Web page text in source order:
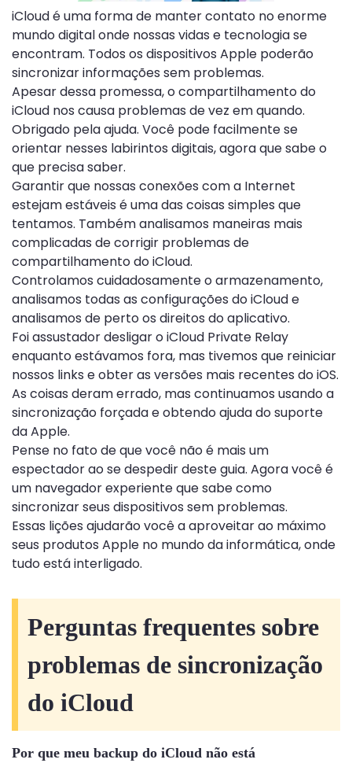
iCloud é uma forma de manter contato no enorme
mundo digital onde nossas vidas e tecnologia se
encontram. Todos os dispositivos Apple poderão
sincronizar informações sem problemas.
Apesar dessa promessa, o compartilhamento do
iCloud nos causa problemas de vez em quando.
Obrigado pela ajuda. Você pode facilmente se
orientar nesses labirintos digitais, agora que sabe o
que precisa saber.
Garantir que nossas conexões com a Internet
estejam estáveis ​​é uma das coisas simples que
tentamos. Também analisamos maneiras mais
complicadas de corrigir problemas de
compartilhamento do iCloud.
Controlamos cuidadosamente o armazenamento,
analisamos todas as configurações do iCloud e
analisamos de perto os direitos do aplicativo.
Foi assustador desligar o iCloud Private Relay
enquanto estávamos fora, mas tivemos que reiniciar
nossos links e obter as versões mais recentes do iOS.
As coisas deram errado, mas continuamos usando a
sincronização forçada e obtendo ajuda do suporte
da Apple.
Pense no fato de que você não é mais um
espectador ao se despedir deste guia. Agora você é
um navegador experiente que sabe como
sincronizar seus dispositivos sem problemas.
Essas lições ajudarão você a aproveitar ao máximo
seus produtos Apple no mundo da informática, onde
tudo está interligado.
Perguntas frequentes sobre
problemas de sincronização
do iCloud
Por que meu backup do iCloud não está